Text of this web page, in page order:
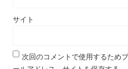
サイト
次回のコメントで使用するため